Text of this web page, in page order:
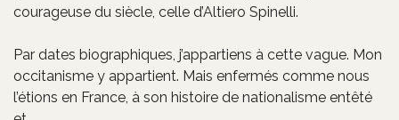
courageuse du siècle, celle d’Altiero Spinelli.
Par dates biographiques, j’appartiens à cette vague. Mon
occitanisme y appartient. Mais enfermés comme nous
l’étions en France, à son histoire de nationalisme entêté